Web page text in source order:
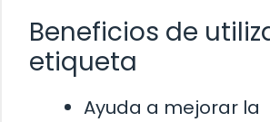
Beneficios de
etiqueta
Ayuda a mejorar la